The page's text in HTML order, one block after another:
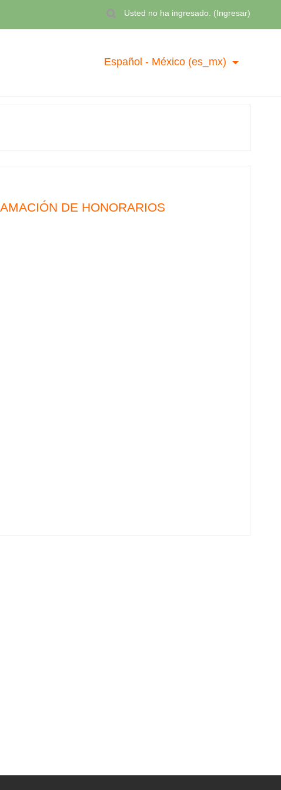
Usted no ha ingresado. (Ingresar)
Español - México ‎(es_mx)‎
DE HONORARIOS